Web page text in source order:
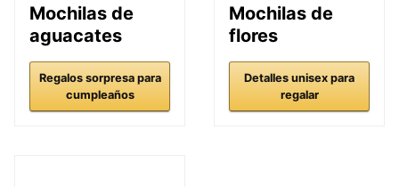
Mochilas de
aguacates
Regalos sorpresa para
cumpleaños
Mochilas de
flores
Detalles unisex para
regalar